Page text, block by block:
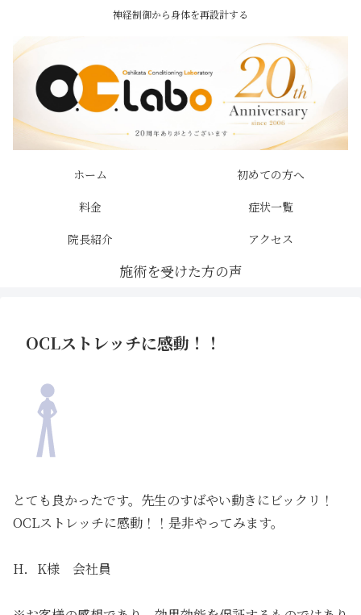
神経制御から身体を再設計する
ホーム
初めての方へ
料金
症状一覧
院長紹介
アクセス
OCLストレッチに感動！！
とても良かったです。先生のすばやい動きにビックリ！
OCLストレッチに感動！！是非やってみます。
H．K様 会社員